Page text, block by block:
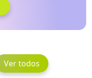
Ver todos